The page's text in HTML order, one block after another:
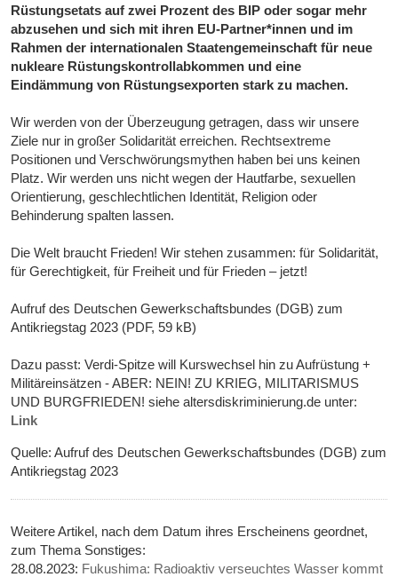
Rüstungsetats auf zwei Prozent des BIP oder sogar mehr
abzusehen und sich mit ihren EU-Partner*innen und im
Rahmen der internationalen Staatengemeinschaft für neue
nukleare Rüstungskontrollabkommen und eine
Eindämmung von Rüstungsexporten stark zu machen.
Wir werden von der Überzeugung getragen, dass wir unsere
Ziele nur in großer Solidarität erreichen. Rechtsextreme
Positionen und Verschwörungsmythen haben bei uns keinen
Platz. Wir werden uns nicht wegen der Hautfarbe, sexuellen
Orientierung, geschlechtlichen Identität, Religion oder
Behinderung spalten lassen.
Die Welt braucht Frieden! Wir stehen zusammen: für Solidarität,
für Gerechtigkeit, für Freiheit und für Frieden – jetzt!
Aufruf des Deutschen Gewerkschaftsbundes (DGB) zum
Antikriegstag 2023 (PDF, 59 kB)
Dazu passt: Verdi-Spitze will Kurswechsel hin zu Aufrüstung +
Militäreinsätzen - ABER: NEIN! ZU KRIEG, MILITARISMUS
UND BURGFRIEDEN! siehe altersdiskriminierung.de unter:
Link
Quelle: Aufruf des Deutschen Gewerkschaftsbundes (DGB) zum
Antikriegstag 2023
Weitere Artikel, nach dem Datum ihres Erscheinens geordnet,
zum Thema Sonstiges:
28.08.2023: Fukushima: Radioaktiv verseuchtes Wasser kommt